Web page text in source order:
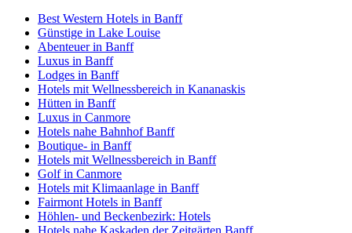
Best Western Hotels in Banff
Günstige in Lake Louise
Abenteuer in Banff
Luxus in Banff
Lodges in Banff
Hotels mit Wellnessbereich in Kananaskis
Hütten in Banff
Luxus in Canmore
Hotels nahe Bahnhof Banff
Boutique- in Banff
Hotels mit Wellnessbereich in Banff
Golf in Canmore
Hotels mit Klimaanlage in Banff
Fairmont Hotels in Banff
Höhlen- und Beckenbezirk: Hotels